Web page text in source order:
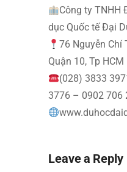
Công ty TNHH
dục Quốc tế Đại
76 Nguyễn Chí
Quận 10, Tp HCM
(028) 3833
3776 – 0902 706
Leave a Reply